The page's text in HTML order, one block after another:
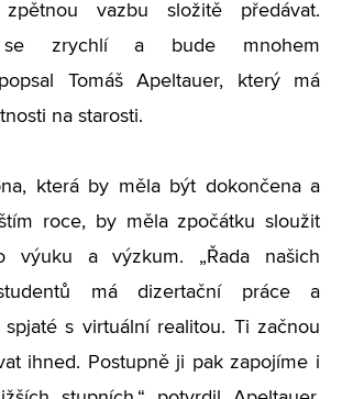
vazbu složitě předávat.
se zrychlí a bude mnohem
Tomáš Apeltauer, který má
na starosti.
která by měla být dokončena a
roce, by měla zpočátku sloužit
výuku a výzkum. „Řada našich
má dizertační práce a
s virtuální realitou. Ti začnou
ihned. Postupně ji pak zapojíme i